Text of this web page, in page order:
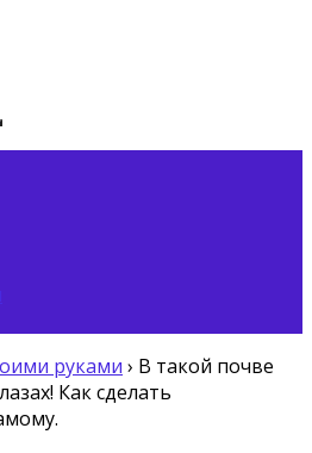
руками › В такой почве
Как сделать